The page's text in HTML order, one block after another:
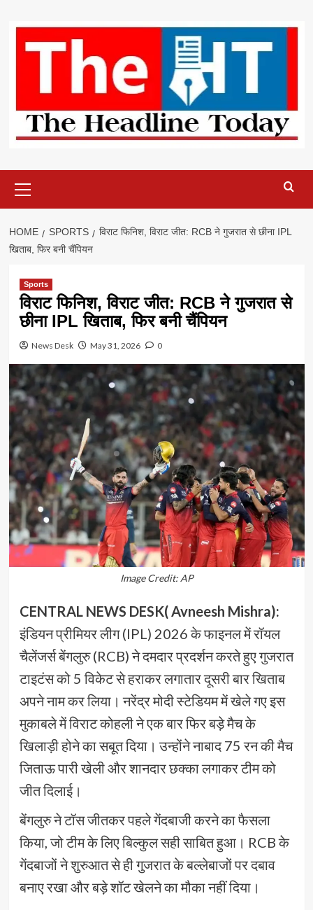
content
Menu
HOME SPORTS
विराट फिनिश, विराट जीत: RCB ने गुजरात से छीना IPL
खिताब, फिर बनी चैंपियन
Sports
विराट फिनिश, विराट जीत: RCB ने गुजरात से
छीना IPL खिताब, फिर बनी चैंपियन
News Desk May 31, 2026 0
Image Credit: AP
CENTRAL NEWS DESK( Avneesh Mishra):
इंडियन प्रीमियर लीग (IPL) 2026 के फाइनल में रॉयल
चैलेंजर्स बेंगलुरु (RCB) ने दमदार प्रदर्शन करते हुए गुजरात
टाइटंस को 5 विकेट से हराकर लगातार दूसरी बार खिताब
अपने नाम कर लिया। नरेंद्र मोदी स्टेडियम में खेले गए इस
मुकाबले में विराट कोहली ने एक बार फिर बड़े मैच के
खिलाड़ी होने का सबूत दिया। उन्होंने नाबाद 75 रन की मैच
जिताऊ पारी खेली और शानदार छक्का लगाकर टीम को
जीत दिलाई।
बेंगलुरु ने टॉस जीतकर पहले गेंदबाजी करने का फैसला
किया, जो टीम के लिए बिल्कुल सही साबित हुआ। RCB के
गेंदबाजों ने शुरुआत से ही गुजरात के बल्लेबाजों पर दबाव
बनाए रखा और बड़े शॉट खेलने का मौका नहीं दिया।